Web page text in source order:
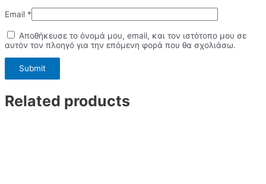
Email *
Αποθήκευσε το όνομά μου, email, και τον ιστότοπο μου σε
αυτόν τον πλοηγό για την επόμενη φορά που θα σχολιάσω.
Related products